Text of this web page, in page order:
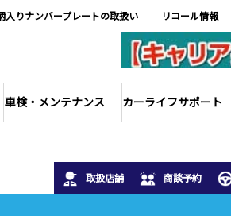
車検・メンテナンス カーライフサポート
入りナンバープレートの取扱い リコール情報
取扱店舗 商談予約